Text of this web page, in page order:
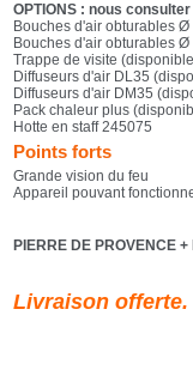
OPTIONS : nous
Bouches d'air obturables
Bouches d'air obturables
Trappe de visite (disponible
Diffuseurs d'air DL35
Diffuseurs d'air DM35
Pack chaleur plus
Hotte en staff 245075
Points forts
Grande vision du feu
Appareil pouvant
PIERRE DE PROVENCE
Livraison offerte.